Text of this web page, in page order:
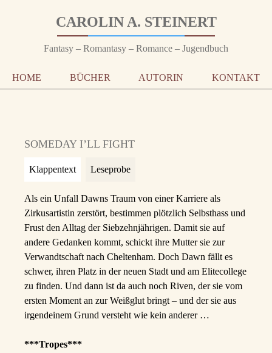
CAROLIN A. STEINERT
Fantasy – Romantasy – Romance – Jugendbuch
HOME BÜCHER AUTORIN KONTAKT
SOMEDAY I’LL FIGHT
Klappentext Leseprobe
Als ein Unfall Dawns Traum von einer Karriere als
Zirkusartistin zerstört, bestimmen plötzlich Selbsthass und
Frust den Alltag der Siebzehnjährigen. Damit sie auf
andere Gedanken kommt, schickt ihre Mutter sie zur
Verwandtschaft nach Cheltenham. Doch Dawn fällt es
schwer, ihren Platz in der neuen Stadt und am Elitecollege
zu finden. Und dann ist da auch noch Riven, der sie vom
ersten Moment an zur Weißglut bringt – und der sie aus
irgendeinem Grund versteht wie kein anderer …
***Tropes***